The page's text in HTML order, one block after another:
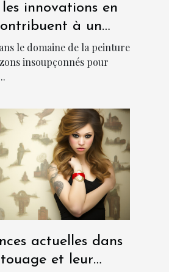
innovations en
à un
plus frais et
le domaine de la peinture
insoupçonnés pour
actuelles dans
et leur